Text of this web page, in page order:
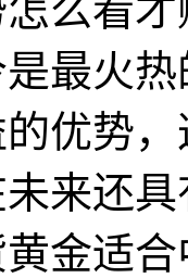
么看
最火
优势
未来还
金适